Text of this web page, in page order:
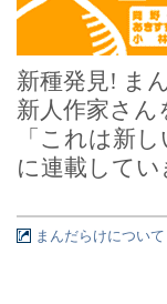
新種発見! ま
新人作家さ
「これは新
に連載してい
まんだらけについて